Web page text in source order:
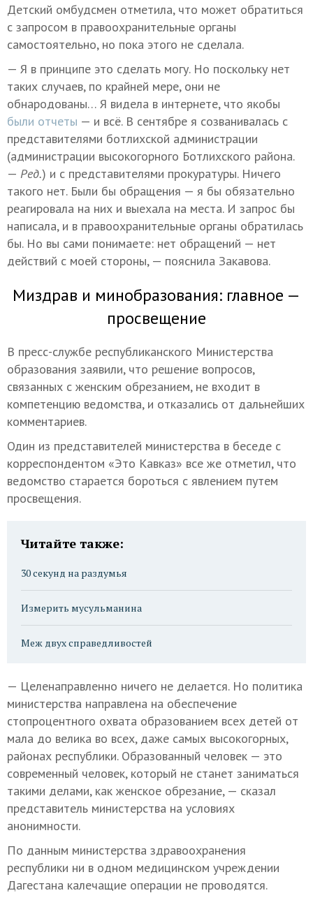
Детский омбудсмен отметила, что может обратиться
с запросом в правоохранительные органы
самостоятельно, но пока этого не сделала.
— Я в принципе это сделать могу. Но поскольку нет
таких случаев, по крайней мере, они не
обнародованы… Я видела в интернете, что якобы
были отчеты — и всё. В сентябре я созванивалась с
представителями ботлихской администрации
(администрации высокогорного Ботлихского района.
— Ред.) и с представителями прокуратуры. Ничего
такого нет. Были бы обращения — я бы обязательно
реагировала на них и выехала на места. И запрос бы
написала, и в правоохранительные органы обратилась
бы. Но вы сами понимаете: нет обращений — нет
действий с моей стороны, — пояснила Закавова.
Миздрав и минобразования: главное —
просвещение
В пресс-службе республиканского Министерства
образования заявили, что решение вопросов,
связанных с женским обрезанием, не входит в
компетенцию ведомства, и отказались от дальнейших
комментариев.
Один из представителей министерства в беседе с
корреспондентом «Это Кавказ» все же отметил, что
ведомство старается бороться с явлением путем
просвещения.
Читайте также:
30 секунд на раздумья
Измерить мусульманина
Меж двух справедливостей
— Целенаправленно ничего не делается. Но политика
министерства направлена на обеспечение
стопроцентного охвата образованием всех детей от
мала до велика во всех, даже самых высокогорных,
районах республики. Образованный человек — это
современный человек, который не станет заниматься
такими делами, как женское обрезание, — сказал
представитель министерства на условиях
анонимности.
По данным министерства здравоохранения
республики ни в одном медицинском учреждении
Дагестана калечащие операции не проводятся.